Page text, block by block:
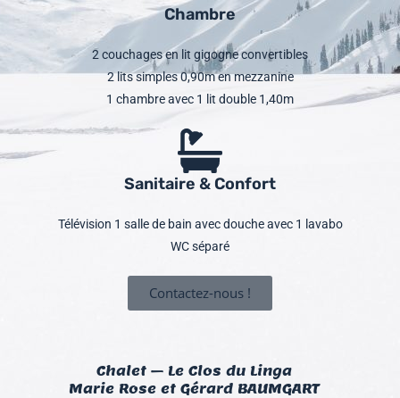
Chambre
2 couchages en lit gigogne convertibles
2 lits simples 0,90m en mezzanine
1 chambre avec 1 lit double 1,40m
Sanitaire & Confort
Télévision 1 salle de bain avec douche avec 1 lavabo
WC séparé
Contactez-nous !
Chalet – Le Clos du Linga
Marie Rose et Gérard BAUMGART